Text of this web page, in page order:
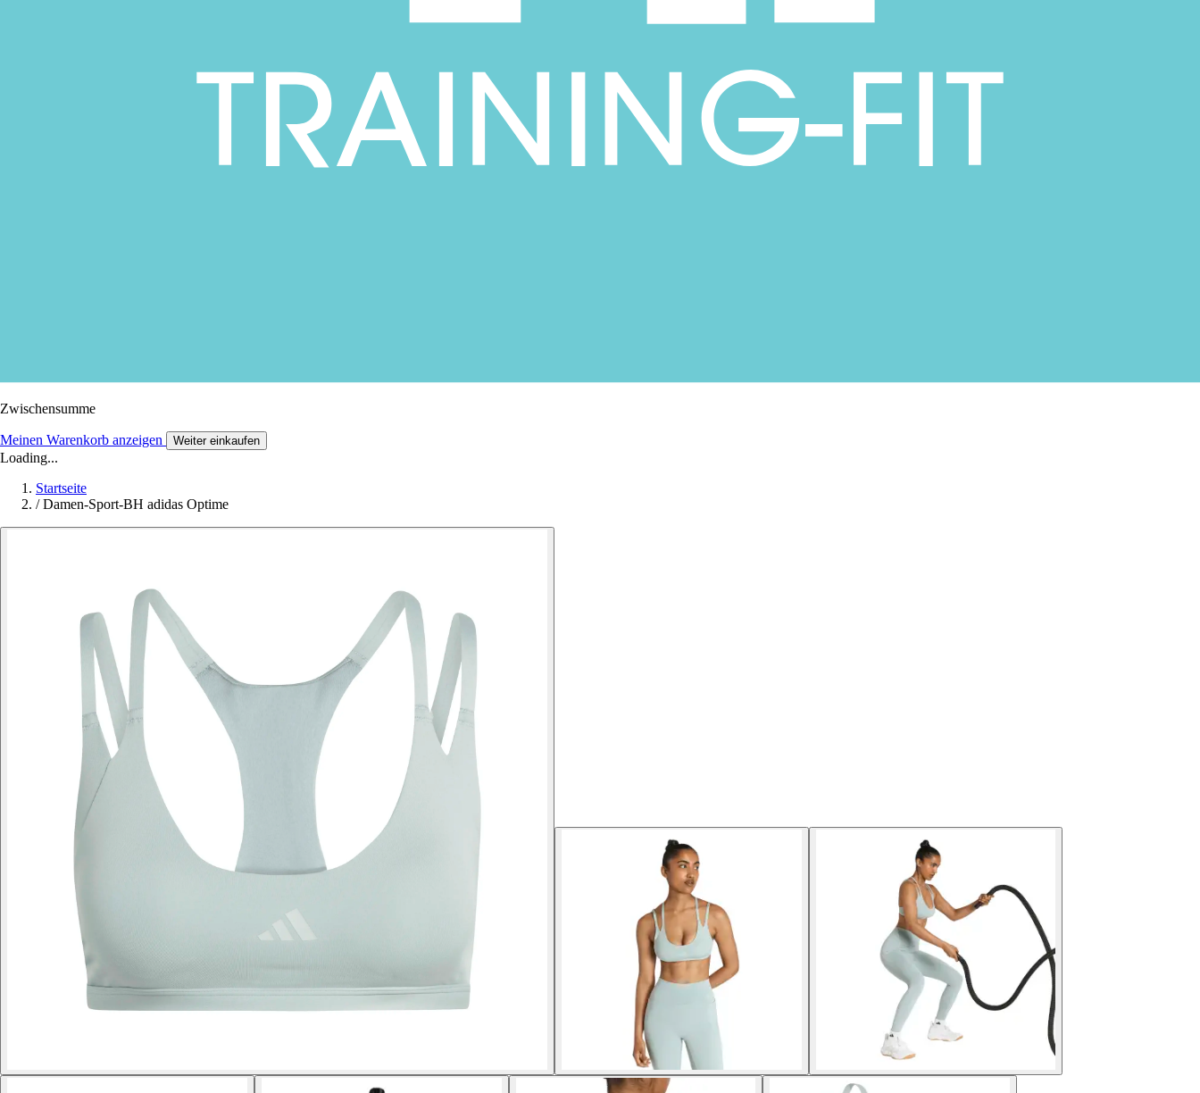
Zwischensumme
Meinen Warenkorb anzeigen Weiter einkaufen
Loading...
Startseite
/ Damen-Sport-BH adidas Optime